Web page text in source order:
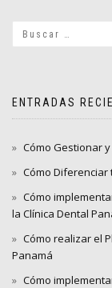
ENTRADAS
Cómo Gestionar
Cómo Diferenciar
Cómo
la Clínica Dental
Cómo realizar el
Panamá
Cómo